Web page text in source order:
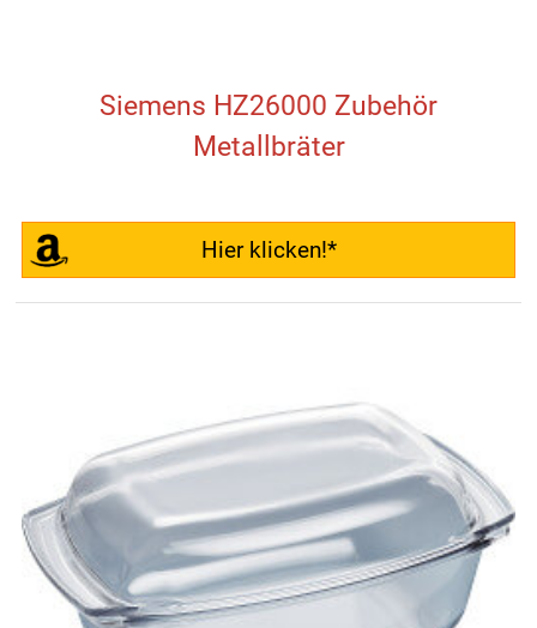
Siemens HZ26000 Zubehör
Metallbräter
Hier klicken!*